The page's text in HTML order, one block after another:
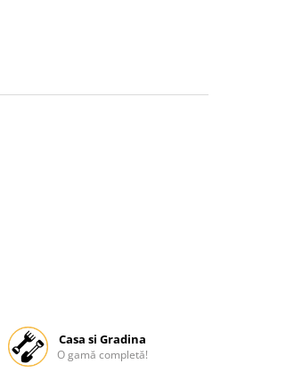
Casa si Gradina
O gamă completă!